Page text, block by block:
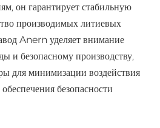
он гарантирует стабильную
производимых литиевых
Anern уделяет внимание
и безопасному производству,
для минимизации воздействия
безопасности